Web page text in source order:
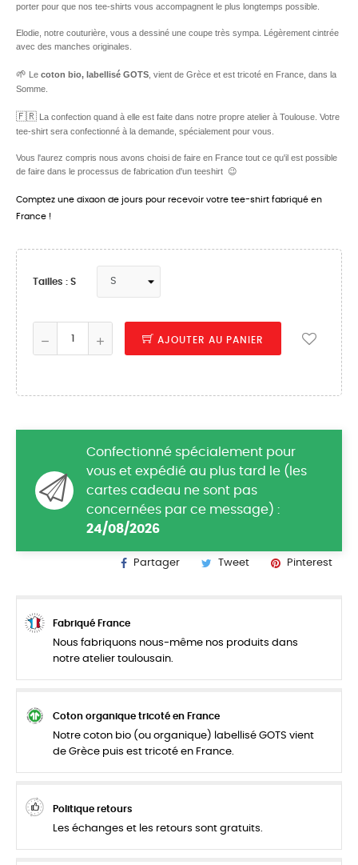
porter pour que nos tee-shirts vous accompagnent le plus longtemps possible.
Elodie, notre couturière, vous a dessiné une coupe très sympa. Légèrement cintrée
avec des manches originales.
🌱 Le coton bio, labellisé GOTS , vient de Grèce et est tricoté en France, dans la
Somme.
🇫🇷 La confection quand à elle est faite dans notre propre atelier à Toulouse. Votre
tee-shirt sera confectionné à la demande, spécialement pour vous.
Vous l'aurez compris nous avons choisi de faire en France tout ce qu'il est possible
de faire dans le processus de fabrication d'un teeshirt 😉
Comptez une dixaon de jours pour recevoir votre tee-shirt fabriqué en
France !
Tailles : S
AJOUTER AU PANIER
Confectionné spécialement pour
vous et expédié au plus tard le (les
cartes cadeau ne sont pas
concernées par ce message) :
24/08/2026
Partager Tweet Pinterest
Fabriqué France
Nous fabriquons nous-même nos produits dans
notre atelier toulousain.
Coton organique tricoté en France
Notre coton bio (ou organique) labellisé GOTS vient
de Grèce puis est tricoté en France.
Politique retours
Les échanges et les retours sont gratuits.